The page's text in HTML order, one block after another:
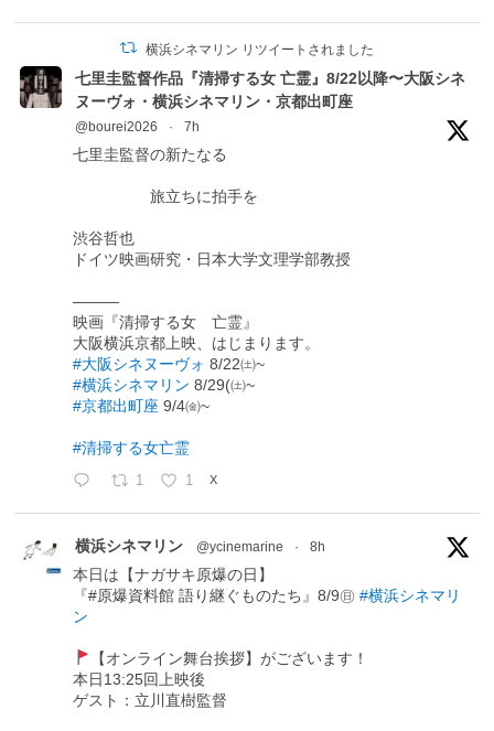
横浜シネマリン リツイートされました
七里圭監督作品『清掃する女 亡霊』8/22以降〜大阪シネ
ヌーヴォ・横浜シネマリン・京都出町座
@bourei2026 · 7h
七里圭監督の新たなる
旅立ちに拍手を
渋谷哲也
ドイツ映画研究・日本大学文理学部教授
―――
映画『清掃する女 亡霊』
大阪横浜京都上映、はじまります。
#大阪シネヌーヴォ 8/22㈯~
#横浜シネマリン 8/29(㈯~
#京都出町座 9/4㈮~
#清掃する女亡霊
1 1 X
横浜シネマリン @ycinemarine · 8h
本日は【ナガサキ原爆の日】
『#原爆資料館 語り継ぐものたち』8/9㊐#横浜シネマリ
ン
【オンライン舞台挨拶】がございます！
本日13:25回上映後
ゲスト：立川直樹監督